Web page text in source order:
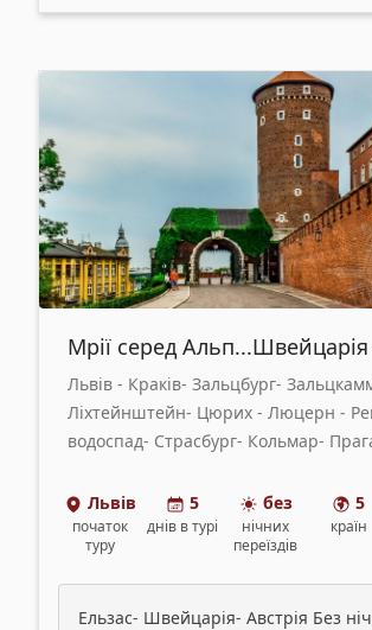
Мрії серед Альп...Швейцарія
Львів - Краків- Зальцбург-
Ліхтейнштейн- Цюрих - Люцерн -
водоспад- Страсбург- Кольмар-
Львів
початок
туру
5
днів в турі
без
нічних
переїздів
5
країн
Ельзас- Швейцарія- Австрія Без